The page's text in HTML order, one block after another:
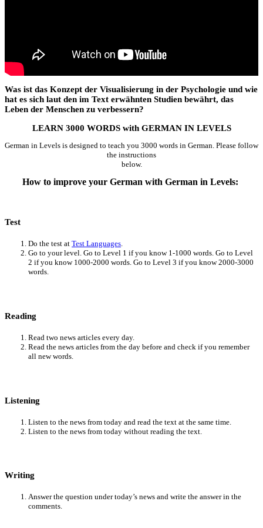
Was ist das Konzept der Visualisierung in der Psychologie und wie
hat es sich laut den im Text erwähnten Studien bewährt, das
Leben der Menschen zu verbessern?
LEARN 3000 WORDS with GERMAN IN LEVELS
German in Levels is designed to teach you 3000 words in German. Please follow
the instructions
below.
How to improve your German with German in Levels:
Test
Do the test at Test Languages
Go to your level. Go to Level 1 if you know 1-1000 words. Go to Level
2 if you know 1000-2000 words. Go to Level 3 if you know 2000-3000
words.
Reading
Read two news articles every day.
Read the news articles from the day before and check if you remember
all new words.
Listening
Listen to the news from today and read the text at the same time.
Listen to the news from today without reading the text.
Writing
Answer the question under today’s news and write the answer in the
comments.